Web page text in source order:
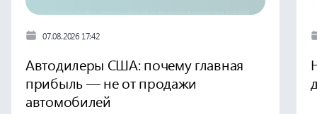
07.08.2026 17:42
Автодилеры США: почему главная
прибыль — не от продажи
автомобилей